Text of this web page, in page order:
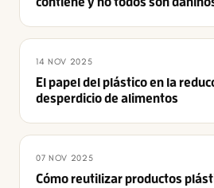
contiene y no todos son
14 NOV 2025
El papel del plástico en la
desperdicio de alimentos
07 NOV 2025
Cómo reutilizar productos